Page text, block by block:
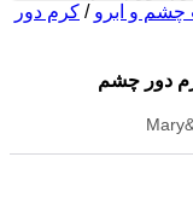
چشم و ابرو / کرم دور
دور چشم